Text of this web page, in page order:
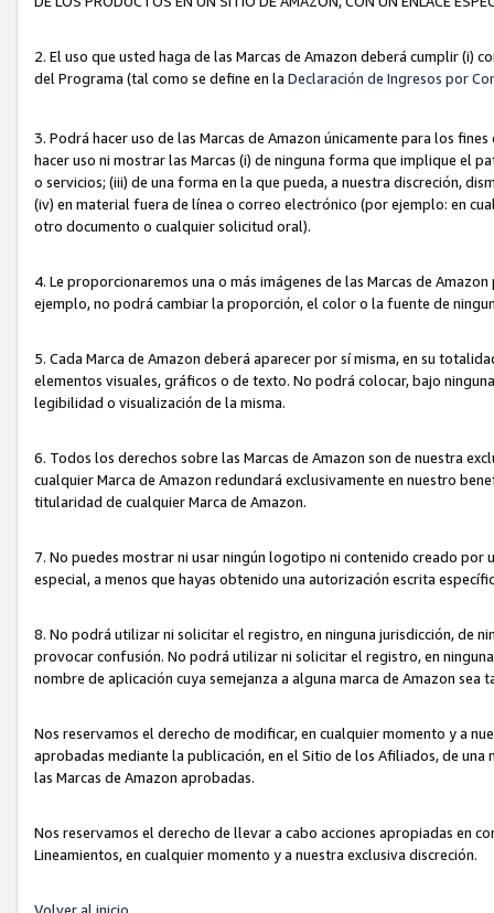
2. El uso que usted haga de las Marcas de Amazon deberá cumplir (i)
del Programa (tal como se define en la Declaración de Ingresos por
3. Podrá hacer uso de las Marcas de Amazon únicamente para los
hacer uso ni mostrar las Marcas (i) de ninguna forma que implique el
o servicios; (iii) de una forma en la que pueda, a nuestra discreción,
(iv) en material fuera de línea o correo electrónico (por ejemplo: en
otro documento o cualquier solicitud oral).
4. Le proporcionaremos una o más imágenes de las Marcas de
ejemplo, no podrá cambiar la proporción, el color o la fuente de
5. Cada Marca de Amazon deberá aparecer por sí misma, en su
elementos visuales, gráficos o de texto. No podrá colocar, bajo
legibilidad o visualización de la misma.
6. Todos los derechos sobre las Marcas de Amazon son de nuestra
cualquier Marca de Amazon redundará exclusivamente en nuestro
titularidad de cualquier Marca de Amazon.
7. No puedes mostrar ni usar ningún logotipo ni contenido creado por
especial, a menos que hayas obtenido una autorización escrita
8. No podrá utilizar ni solicitar el registro, en ninguna jurisdicción, de
provocar confusión. No podrá utilizar ni solicitar el registro, en
nombre de aplicación cuya semejanza a alguna marca de Amazon
Nos reservamos el derecho de modificar, en cualquier momento y a
aprobadas mediante la publicación, en el Sitio de los Afiliados, de
las Marcas de Amazon aprobadas.
Nos reservamos el derecho de llevar a cabo acciones apropiadas en
Lineamientos, en cualquier momento y a nuestra exclusiva discreción.
Volver al inicio